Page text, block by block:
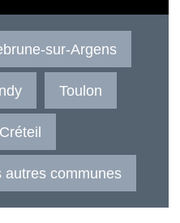
sur-Argens
Toulon
Créteil
autres communes